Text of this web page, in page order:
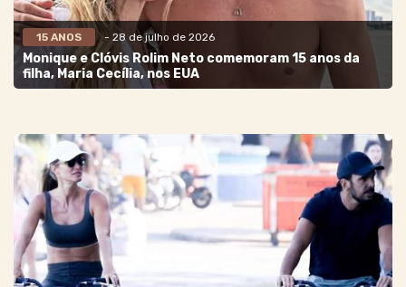
15 ANOS - 28 de julho de 2026
Monique e Clóvis Rolim Neto comemoram 15 anos da
filha, Maria Cecília, nos EUA